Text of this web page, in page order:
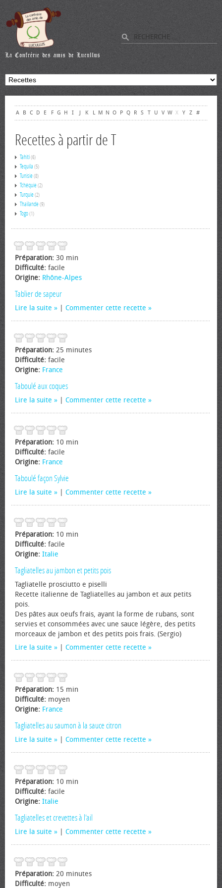
A B C D E F G H I J K L M N O P Q R S T U V W X Y Z #
Recettes à partir de T
Tahiti(6)
Tequila (5)
Tunisie(8)
Tchéquie(2)
Turquie(2)
Thaïlande(9)
Togo(1)
Préparation: 30 min
Difficulté: facile
Origine: Rhône-Alpes
Tablier de sapeur
Lire la suite Commenter cette recette
Préparation: 25 minutes
Difficulté: facile
Origine: France
Taboulé aux coques
Lire la suite Commenter cette recette
Préparation: 10 min
Difficulté: facile
Origine: France
Taboulé façon Sylvie
Lire la suite Commenter cette recette
Préparation: 10 min
Difficulté: facile
Origine: Italie
Tagliatelles au jambon et petits pois
Tagliatelle prosciutto e piselli
Recette italienne de Tagliatelles au jambon et aux petits
pois.
Des pâtes aux œufs frais, ayant la forme de rubans, sont
servies et consommées avec une sauce légère, des petits
morceaux de jambon et des petits pois frais. (Sergio)
Lire la suite
Commenter cette recette
Préparation: 15 min
Difficulté: moyen
Origine: France
Tagliatelles au saumon à la sauce citron
Lire la suite Commenter cette recette
Préparation: 10 min
Difficulté: facile
Origine: Italie
Tagliatelles et crevettes à l'ail
Lire la suite Commenter cette recette
Préparation: 20 minutes
Difficulté: moyen